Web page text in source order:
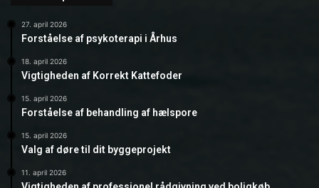
27. april 2026
Forståelse af psykoterapi i Århus
18. april 2026
Vigtigheden af Korrekt Kattefoder
15. april 2026
Forståelse af behandling af hælspore
15. april 2026
Valg af døre til dit byggeprojekt
11. april 2026